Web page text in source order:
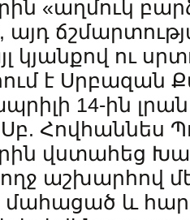
«աղմուկ
այդ
կյանքով ու
է
14-ին
Սբ. Հովհաննես
վստահեց
աշխարհով
մահացած և